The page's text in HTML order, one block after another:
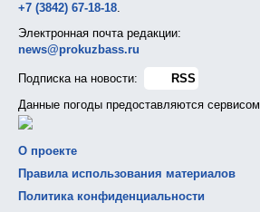
+7 (3842) 67-18-18.
Электронная почта редакции:
news@prokuzbass.ru
Подписка на новости:
RSS
Данные погоды предоставляются сервисом
О проекте
Правила использования материалов
Политика конфиденциальности